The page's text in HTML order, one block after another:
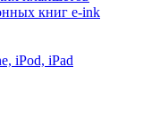
книг e-ink
iPod, iPad